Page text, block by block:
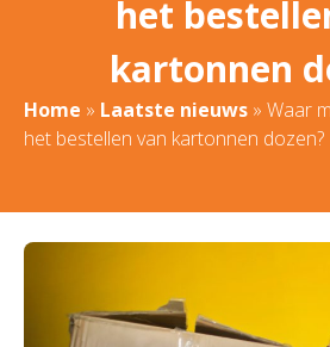
het
kartonnen
Home » Laatste nieuws » Waar
het bestellen van kartonnen dozen?